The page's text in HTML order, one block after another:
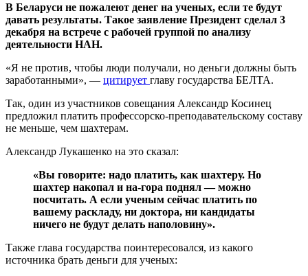
В Беларуси не пожалеют денег на ученых, если те будут
давать результаты. Такое заявление Президент сделал 3
декабря на встрече с рабочей группой по анализу
деятельности НАН.
«Я не против, чтобы люди получали, но деньги должны быть
заработанными», — цитирует главу государства БЕЛТА.
Так, один из участников совещания Александр Косинец
предложил платить профессорско-преподавательскому составу
не меньше, чем шахтерам.
Александр Лукашенко на это сказал:
«Вы говорите: надо платить, как шахтеру. Но
шахтер накопал и на-гора поднял — можно
посчитать. А если ученым сейчас платить по
вашему раскладу, ни доктора, ни кандидаты
ничего не будут делать наполовину».
Также глава государства поинтересовался, из какого
источника брать деньги для ученых: